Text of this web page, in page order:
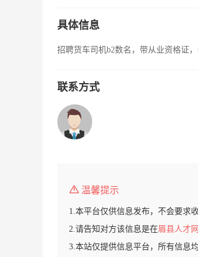
具体信息
招聘货车司机b2数名，带从业资格证
联系方式
温馨提示
1.本平台仅供信息发布，不会要求
2.请告知对方该信息是在眉县人才网
3.本站仅提供信息平台，所有信息